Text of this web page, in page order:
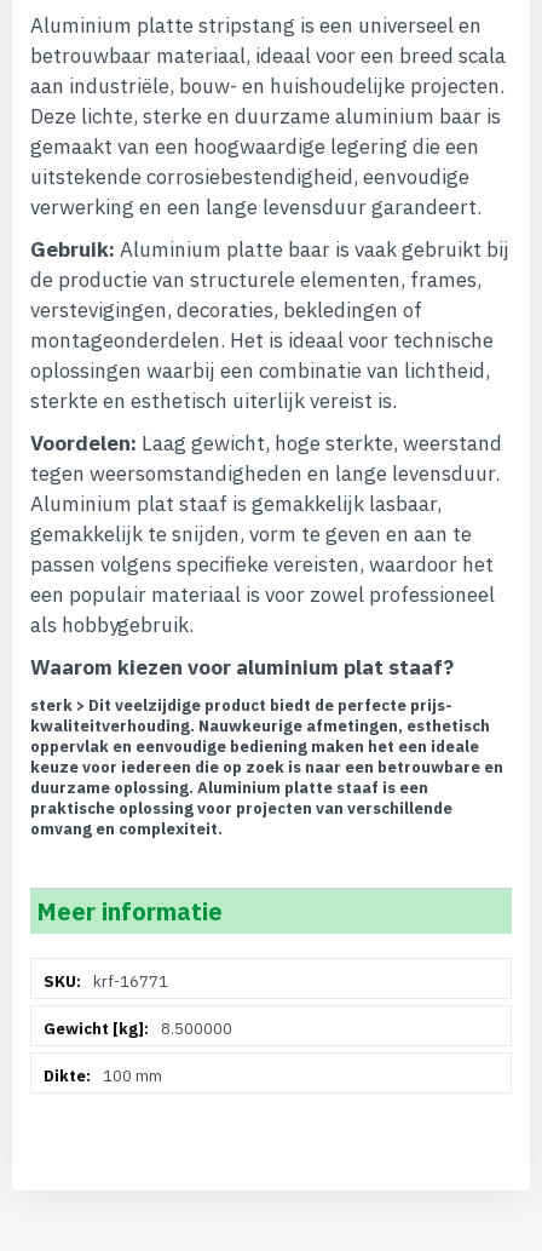
Aluminium platte stripstang is een universeel en
betrouwbaar materiaal, ideaal voor een breed scala
aan industriële, bouw- en huishoudelijke projecten.
Deze lichte, sterke en duurzame aluminium baar is
gemaakt van een hoogwaardige legering die een
uitstekende corrosiebestendigheid, eenvoudige
verwerking en een lange levensduur garandeert.
Gebruik: Aluminium platte baar is vaak gebruikt bij
de productie van structurele elementen, frames,
verstevigingen, decoraties, bekledingen of
montageonderdelen. Het is ideaal voor technische
oplossingen waarbij een combinatie van lichtheid,
sterkte en esthetisch uiterlijk vereist is.
Voordelen: Laag gewicht, hoge sterkte, weerstand
tegen weersomstandigheden en lange levensduur.
Aluminium plat staaf is gemakkelijk lasbaar,
gemakkelijk te snijden, vorm te geven en aan te
passen volgens specifieke vereisten, waardoor het
een populair materiaal is voor zowel professioneel
als hobbygebruik.
Waarom kiezen voor aluminium plat staaf?
sterk > Dit veelzijdige product biedt de perfecte prijs-
kwaliteitverhouding. Nauwkeurige afmetingen, esthetisch
oppervlak en eenvoudige bediening maken het een ideale
keuze voor iedereen die op zoek is naar een betrouwbare en
duurzame oplossing. Aluminium platte staaf is een
praktische oplossing voor projecten van verschillende
omvang en complexiteit.
Meer informatie
informatiekrf-16771
8.500000
100 mm